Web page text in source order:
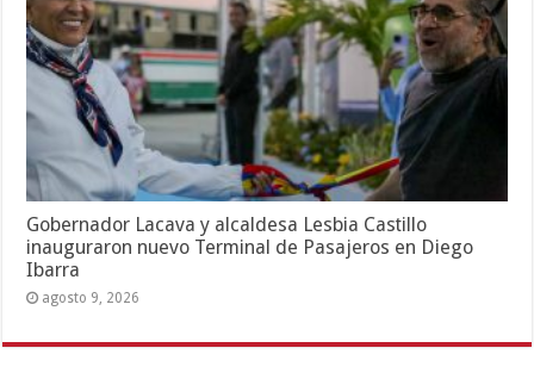
Gobernador Lacava y alcaldesa Lesbia Castillo
inauguraron nuevo Terminal de Pasajeros en Diego
Ibarra
agosto 9, 2026